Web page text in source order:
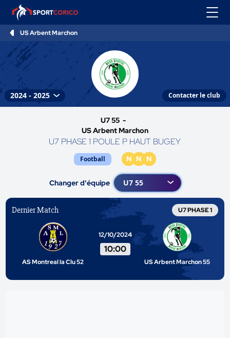
US Arbent Marchon
Contacter le club
U7 55 -
US Arbent Marchon
U7 PHASE 1 POULE P HAUT BUGEY
Football N N N
Changer d'équipe
Dernier Match U7 PHASE 1
AS Montreal la Clu 52
12/10/2024
10:00
US Arbent Marchon 55